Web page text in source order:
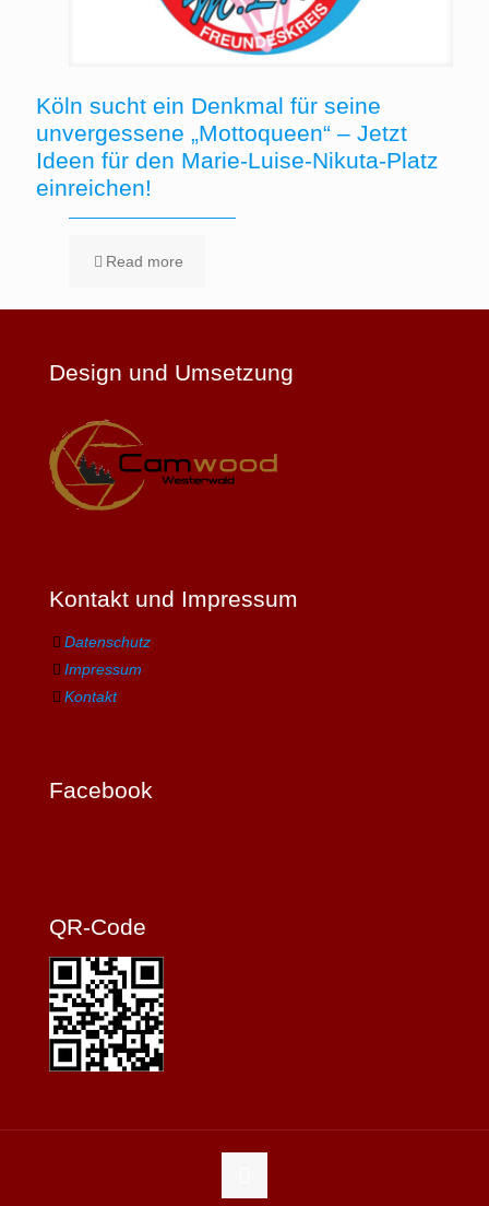
Köln sucht ein Denkmal für seine
unvergessene „Mottoqueen“ – Jetzt
Ideen für den Marie-Luise-Nikuta-Platz
einreichen!
Read more
Design und Umsetzung
Kontakt und Impressum
Datenschutz
Impressum
Kontakt
Facebook
QR-Code